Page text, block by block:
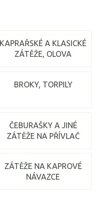
KAPRAŘSKÉ A KLASICKÉ
ZÁTĚŽE, OLOVA
BROKY, TORPILY
ČEBURAŠKY A JINÉ
ZÁTĚŽE NA PŘÍVLAČ
ZÁTĚŽE NA KAPROVÉ
NÁVAZCE